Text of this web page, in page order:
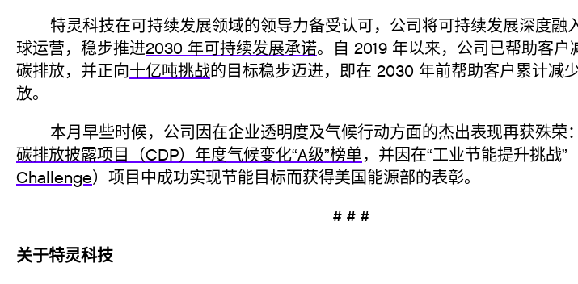
特灵科技在可持续发展领域的领导力备受认可，公司将可持续发展深度融
球运营，稳步推进2030 年可持续发展承诺。自 2019 年以来，公司已帮助客户
碳排放，并正向十亿吨挑战的目标稳步迈进，即在 2030 年前帮助客户累计减
放。
本月早些时候，公司因在企业透明度及气候行动方面的杰出表现再获殊荣
碳排放披露项目（CDP）年度气候变化“A级”榜单，并因在“工业节能提升挑战”
Challenge）项目中成功实现节能目标而获得美国能源部的表彰。
# # #
关于特灵科技